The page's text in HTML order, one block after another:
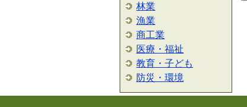
林業
漁業
商工業
医療・福祉
教育・子ども
防災・環境